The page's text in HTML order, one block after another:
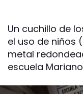
Un cuchillo de
el uso de niños
metal
escuela